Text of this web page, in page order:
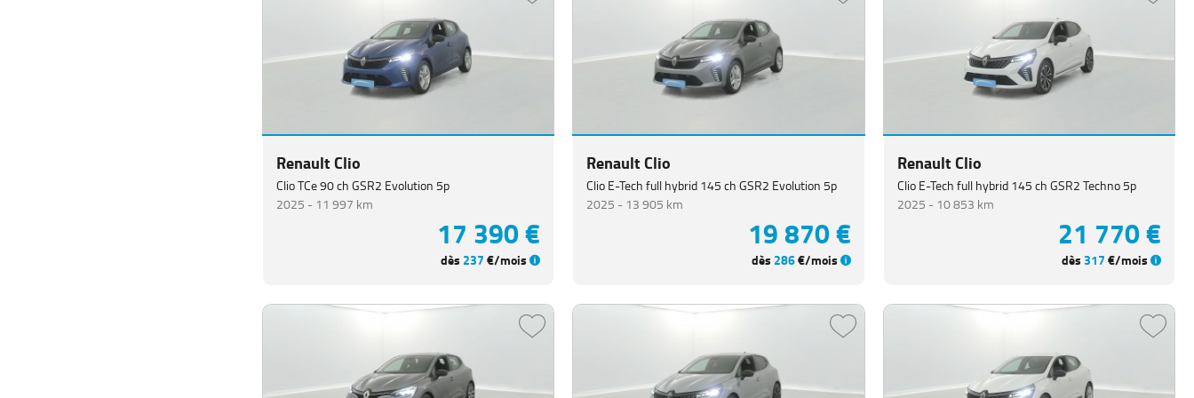
Clio Blue dCi 115 Intens 5p
88 868 km
13 990 €
dès
17 245 km
14 290 €
dès
Clio Blue dCi 100 ch GSR2 Evolution 5p
12 824 km
17 990 €
dès
Renault Clio
Clio TCe 90 ch GSR2 Evolution 5p
2025 - 11 997 km
17 390 €
dès 237€/mois
Renault Clio
Clio E-Tech full hybrid 145 ch GSR2 Evolution 5p
2025 - 13 905 km
19 870 €
dès 286€/mois
Renault Clio
Clio E-Tech full hybrid 145 ch GSR2 Techno 5p
2025 - 10 853 km
21 770 €
dès317€/mois